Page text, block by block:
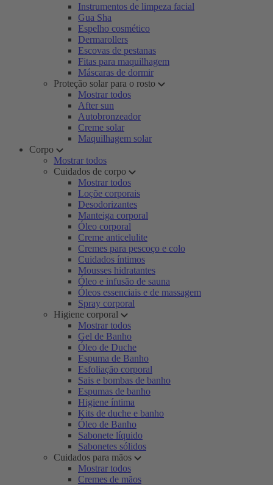
Instrumentos de limpeza facial
Gua Sha
Espelho cosmético
Dermarollers
Escovas de pestanas
Fitas para maquilhagem
Máscaras de dormir
Proteção solar para o rosto
Mostrar todos
After sun
Autobronzeador
Creme solar
Maquilhagem solar
Corpo
Mostrar todos
Cuidados de corpo
Mostrar todos
Loçõe corporais
Desodorizantes
Manteiga corporal
Óleo corporal
Creme anticelulite
Cremes para pescoço e colo
Cuidados íntimos
Mousses hidratantes
Óleo e infusão de sauna
Óleos essenciais e de massagem
Spray corporal
Higiene corporal
Mostrar todos
Gel de Banho
Óleo de Duche
Espuma de Banho
Esfoliação corporal
Sais e bombas de banho
Espumas de banho
Higiene íntima
Kits de duche e banho
Óleo de Banho
Sabonete líquido
Sabonetes sólidos
Cuidados para mãos
Mostrar todos
Cremes de mãos